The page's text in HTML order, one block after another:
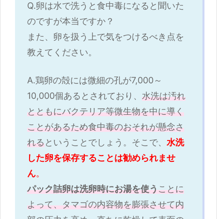
Q.卵は水で洗うと食中毒になると聞いた
のですが本当ですか？
また、卵を扱う上で気をつけるべき点を
教えてください。
A.鶏卵の殻には微細の孔が7,000～
10,000個あるとされており、 水洗は汚れ
とともにバクテリア等微生物を中に導く
ことがあるため食中毒のおそれが懸念さ
れるということでしょう。そこで、 水洗
した卵を保存することは勧められませ
ん。
パック詰卵は洗卵時にお湯を使うことに
よって、タマゴの内容物を膨張させて内